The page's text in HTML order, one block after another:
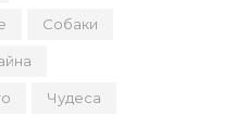
Собаки
Чудеса